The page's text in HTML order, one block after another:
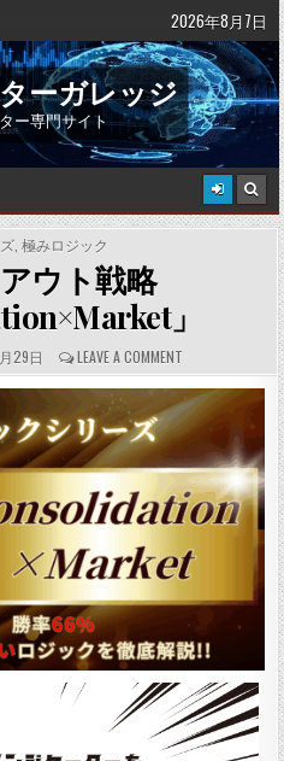
2026年8月7日
ーガレッジ
ー専門サイト
極みロジック
ウト戦略
」
29日 C
O
M
N
T
S
:
LEAVE A COMMENT